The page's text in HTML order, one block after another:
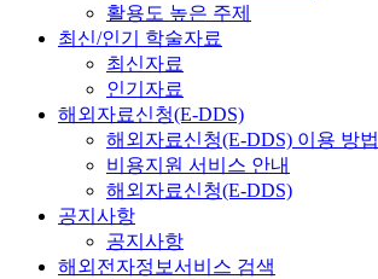
활용도 높은 주제
최신/인기 학술자료
최신자료
인기자료
해외자료신청(E-DDS)
해외자료신청(E-DDS) 이용 방법
비용지원 서비스 안내
해외자료신청(E-DDS)
공지사항
공지사항
해외전자정보서비스 검색